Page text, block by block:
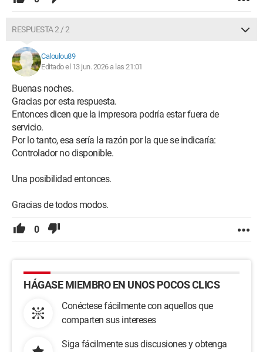
mi pc, mientras tanto?
Reconozco que no entiendo.
Gracias a quienes me lean.
Espero verlos pronto.
PD: me molestaría mucho tener que tirar esta impresora,
No recibí un CD de controladores con esta impresora
RESPUESTA 2 / 2
Caloulou89
Editado el 13 jun. 2026 a las 21:01
Buenas noches.
Gracias por esta respuesta.
Entonces dicen que la impresora podría estar fuera de
servicio.
Por lo tanto, esa sería la razón por la que se indicaría:
Controlador no disponible.
Una posibilidad entonces.
Gracias de todos modos.
0
HÁGASE MIEMBRO EN UNOS POCOS CLICS
Conéctese fácilmente con aquellos que
comparten sus intereses
Siga fácilmente sus discusiones y obtenga